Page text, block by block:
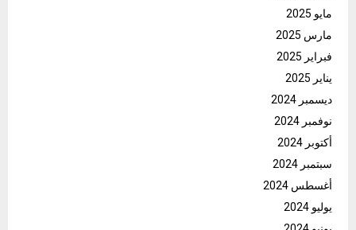
مايو 2025
مارس 2025
فبراير 2025
يناير 2025
ديسمبر 2024
نوفمبر 2024
أكتوبر 2024
سبتمبر 2024
أغسطس 2024
يوليو 2024